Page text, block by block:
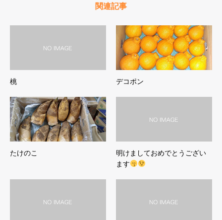
関連記事
桃 デコポン
たけのこ
明けましておめでとうござい
ます